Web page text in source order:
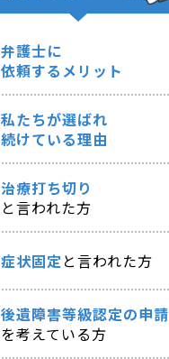
弁護士に
依頼するメリット
私たちが選ばれ
続けている理由
治療打ち切り
と言われた方
症状固定と言われた方
後遺障害等級認定の申請
を考えている方